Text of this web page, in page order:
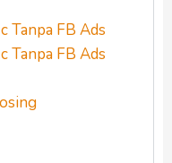
Tanpa FB Ads
Tanpa FB Ads